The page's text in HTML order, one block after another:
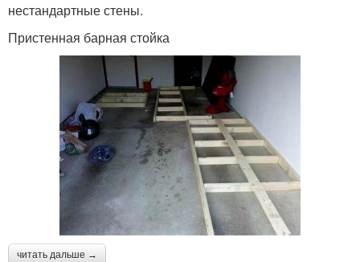
нестандартные стены.
Пристенная барная стойка
читать дальше →